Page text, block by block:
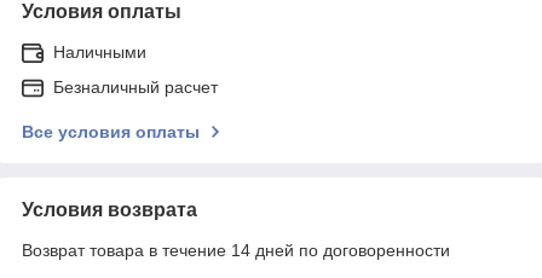
Условия оплаты
Наличными
Безналичный расчет
Все условия оплаты
Условия возврата
Возврат товара в течение 14 дней по договоренности